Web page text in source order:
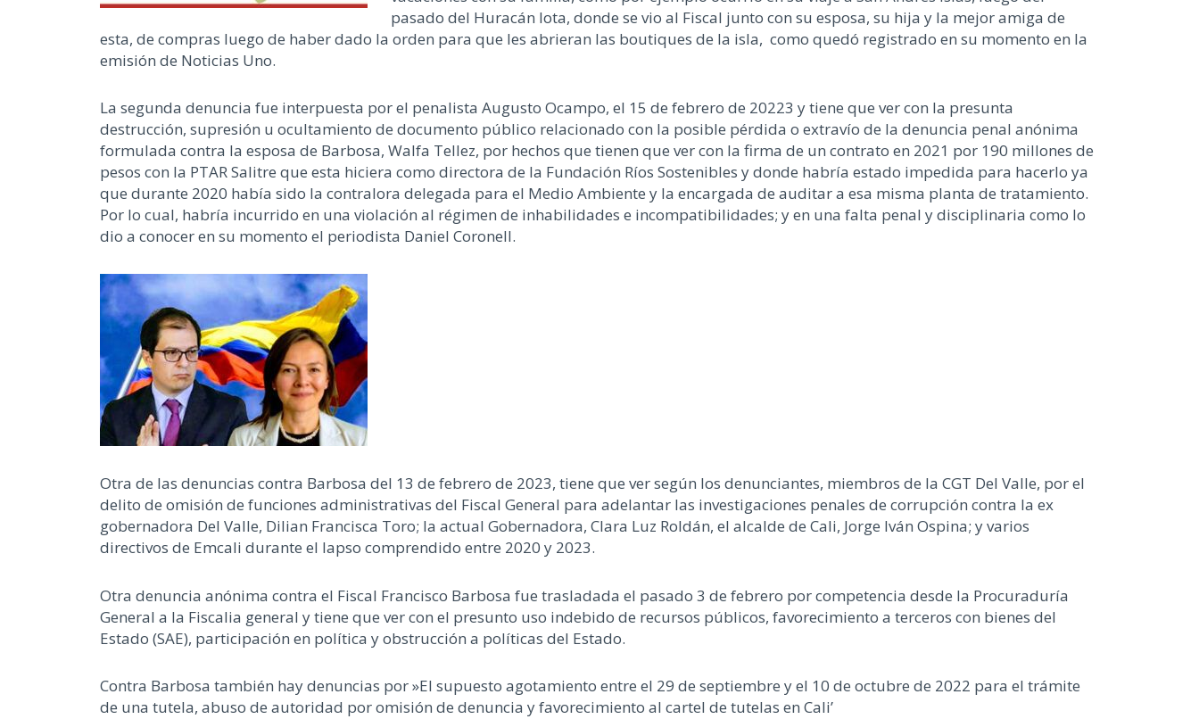
pasado del Huracán Iota, donde se vio al Fiscal junto con su esposa, su hija y la mejor amiga de
esta, de compras luego de haber dado la orden para que les abrieran las boutiques de la isla, como quedó registrado en su momento en la
emisión de Noticias Uno.
La segunda denuncia fue interpuesta por el penalista Augusto Ocampo, el 15 de febrero de 20223 y tiene que ver con la presunta
destrucción, supresión u ocultamiento de documento público relacionado con la posible pérdida o extravío de la denuncia penal anónima
formulada contra la esposa de Barbosa, Walfa Tellez, por hechos que tienen que ver con la firma de un contrato en 2021 por 190 millones de
pesos con la PTAR Salitre que esta hiciera como directora de la Fundación Ríos Sostenibles y donde habría estado impedida para hacerlo ya
que durante 2020 había sido la contralora delegada para el Medio Ambiente y la encargada de auditar a esa misma planta de tratamiento.
Por lo cual, habría incurrido en una violación al régimen de inhabilidades e incompatibilidades; y en una falta penal y disciplinaria como lo
dio a conocer en su momento el periodista Daniel Coronell.
Otra de las denuncias contra Barbosa del 13 de febrero de 2023, tiene que ver según los denunciantes, miembros de la CGT Del Valle, por el
delito de omisión de funciones administrativas del Fiscal General para adelantar las investigaciones penales de corrupción contra la ex
gobernadora Del Valle, Dilian Francisca Toro; la actual Gobernadora, Clara Luz Roldán, el alcalde de Cali, Jorge Iván Ospina; y varios
directivos de Emcali durante el lapso comprendido entre 2020 y 2023.
Otra denuncia anónima contra el Fiscal Francisco Barbosa fue trasladada el pasado 3 de febrero por competencia desde la Procuraduría
General a la Fiscalia general y tiene que ver con el presunto uso indebido de recursos públicos, favorecimiento a terceros con bienes del
Estado (SAE), participación en política y obstrucción a políticas del Estado.
Contra Barbosa también hay denuncias por »El supuesto agotamiento entre el 29 de septiembre y el 10 de octubre de 2022 para el trámite
de una tutela, abuso de autoridad por omisión de denuncia y favorecimiento al cartel de tutelas en Cali’